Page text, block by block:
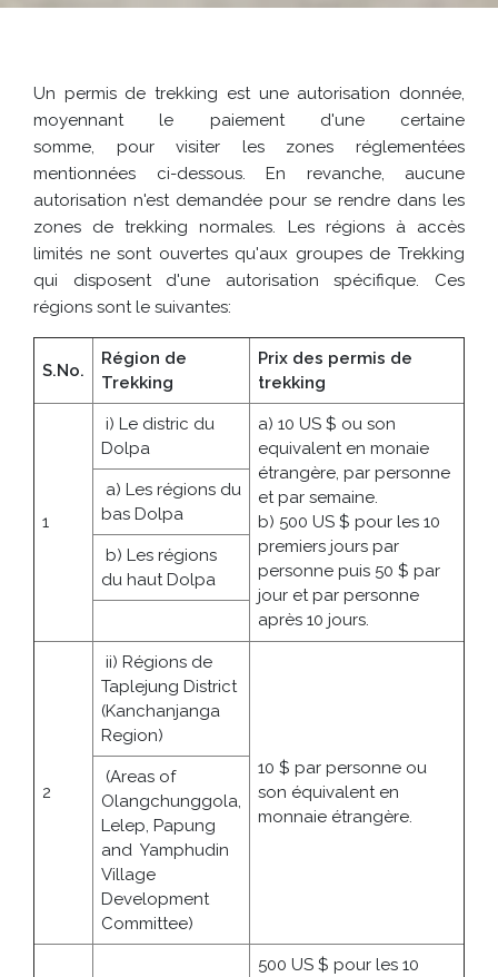
Un permis de trekking est une autorisation donnée,
moyennant le paiement d'une certaine
somme, pour visiter les zones réglementées
mentionnées ci-dessous. En revanche, aucune
autorisation n'est demandée pour se rendre dans les
zones de trekking normales. Les régions à accès
limités ne sont ouvertes qu'aux groupes de Trekking
qui disposent d'une autorisation spécifique. Ces
régions sont le suivantes:
S.No.
Région de
Trekking
Prix des permis de
trekking
1
i) Le distric du
Dolpa
a) 10 US $ ou son
equivalent en monaie
étrangère, par personne
et par semaine.
b) 500 US $ pour les 10
premiers jours par
personne puis 50 $ par
jour et par personne
après 10 jours.
a) Les régions du
bas Dolpa
b) Les régions
du haut Dolpa
2
ii) Régions de
Taplejung District
(Kanchanjanga
Region)
10 $ par personne ou
son équivalent en
monnaie étrangère.
(Areas of
Olangchunggola,
Lelep, Papung
and Yamphudin
Village
Development
Committee)
500 US $ pour les 10